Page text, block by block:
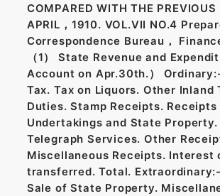
COMPARED WITH THE PREVIOUS
APRIL，1910. VOL.VII NO.4
Correspondence Bureau，
（1） State Revenue and
Account on Apr.30th.）
Tax. Tax on Liquors. Other Inland
Duties. Stamp Receipts.
Undertakings and State Property.
Telegraph Services. Other
Miscellaneous Receipts. Interest
transferred. Total.
Sale of State Property.